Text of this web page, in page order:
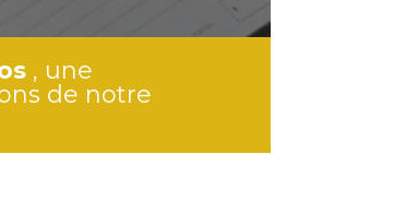
, une
de notre